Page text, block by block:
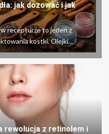
jak dozować i jak
recepturze to jeden z
kostki. Olejki...
rewolucja z retinolem i